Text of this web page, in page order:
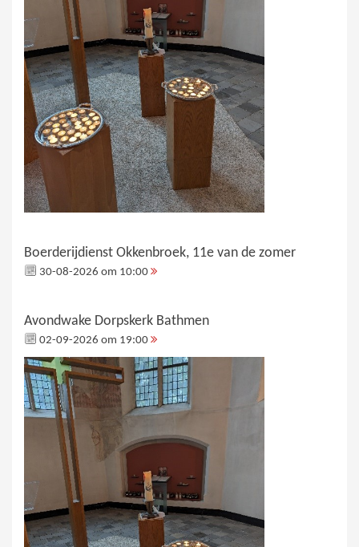
Boerderijdienst Okkenbroek, 11e van de zomer
30-08-2026 om 10:00
Avondwake Dorpskerk Bathmen
02-09-2026 om 19:00